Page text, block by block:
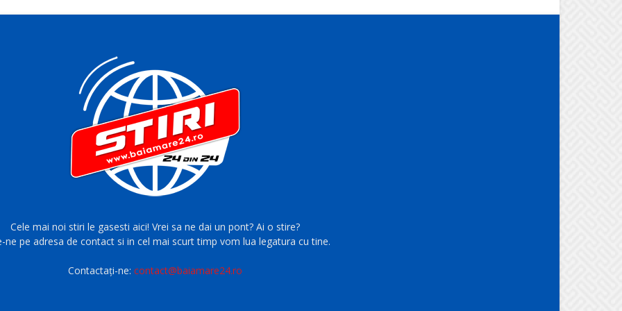
Cele mai noi stiri le gasesti aici! Vrei sa ne dai un pont? Ai o stire?
ne pe adresa de contact si in cel mai scurt timp vom lua legatura cu tine.
Contactați-ne:contact@baiamare24.ro